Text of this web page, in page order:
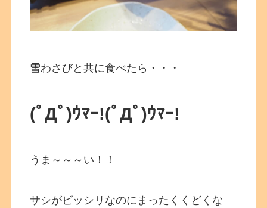
雪わさびと共に食べたら・・・
(ﾟДﾟ)ｳﾏｰ!(ﾟДﾟ)ｳﾏｰ!
うま～～～い！！
サシがビッシリなのにまったくくどくな